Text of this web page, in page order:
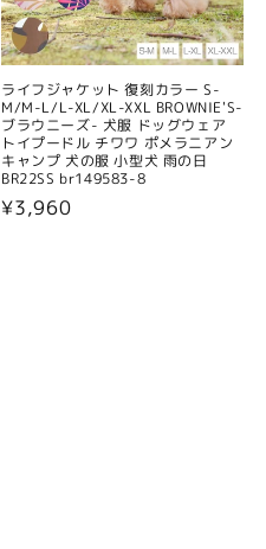
ライフジャケット 復刻カラー S-
M/M-L/L-XL/XL-XXL BROWNIE'S-
ブラウニーズ- 犬服 ドッグウェア
トイプードル チワワ ポメラニアン
キャンプ 犬の服 小型犬 雨の日
BR22SS br149583-8
通
¥3,960